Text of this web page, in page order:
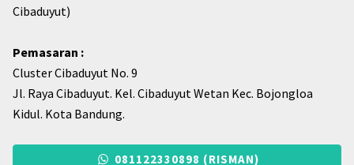
Cibaduyut)
Pemasaran :
Cluster Cibaduyut No. 9
Jl. Raya Cibaduyut. Kel. Cibaduyut Wetan Kec. Bojongloa
Kidul. Kota Bandung.
081122330898 (RISMAN)